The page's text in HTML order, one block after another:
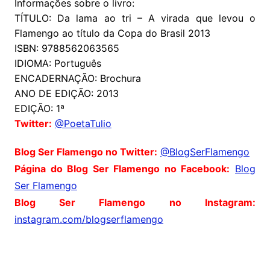
Informações sobre o livro:
TÍTULO: Da lama ao tri – A virada que levou o
Flamengo ao título da Copa do Brasil 2013
ISBN: 9788562063565
IDIOMA: Português
ENCADERNAÇÃO: Brochura
ANO DE EDIÇÃO: 2013
EDIÇÃO: 1ª
Twitter: @PoetaTulio
Blog Ser Flamengo no Twitter: @BlogSerFlamengo
Página do Blog Ser Flamengo no Facebook: Blog
Ser Flamengo
Blog Ser Flamengo no Instagram:
instagram.com/blogserflamengo